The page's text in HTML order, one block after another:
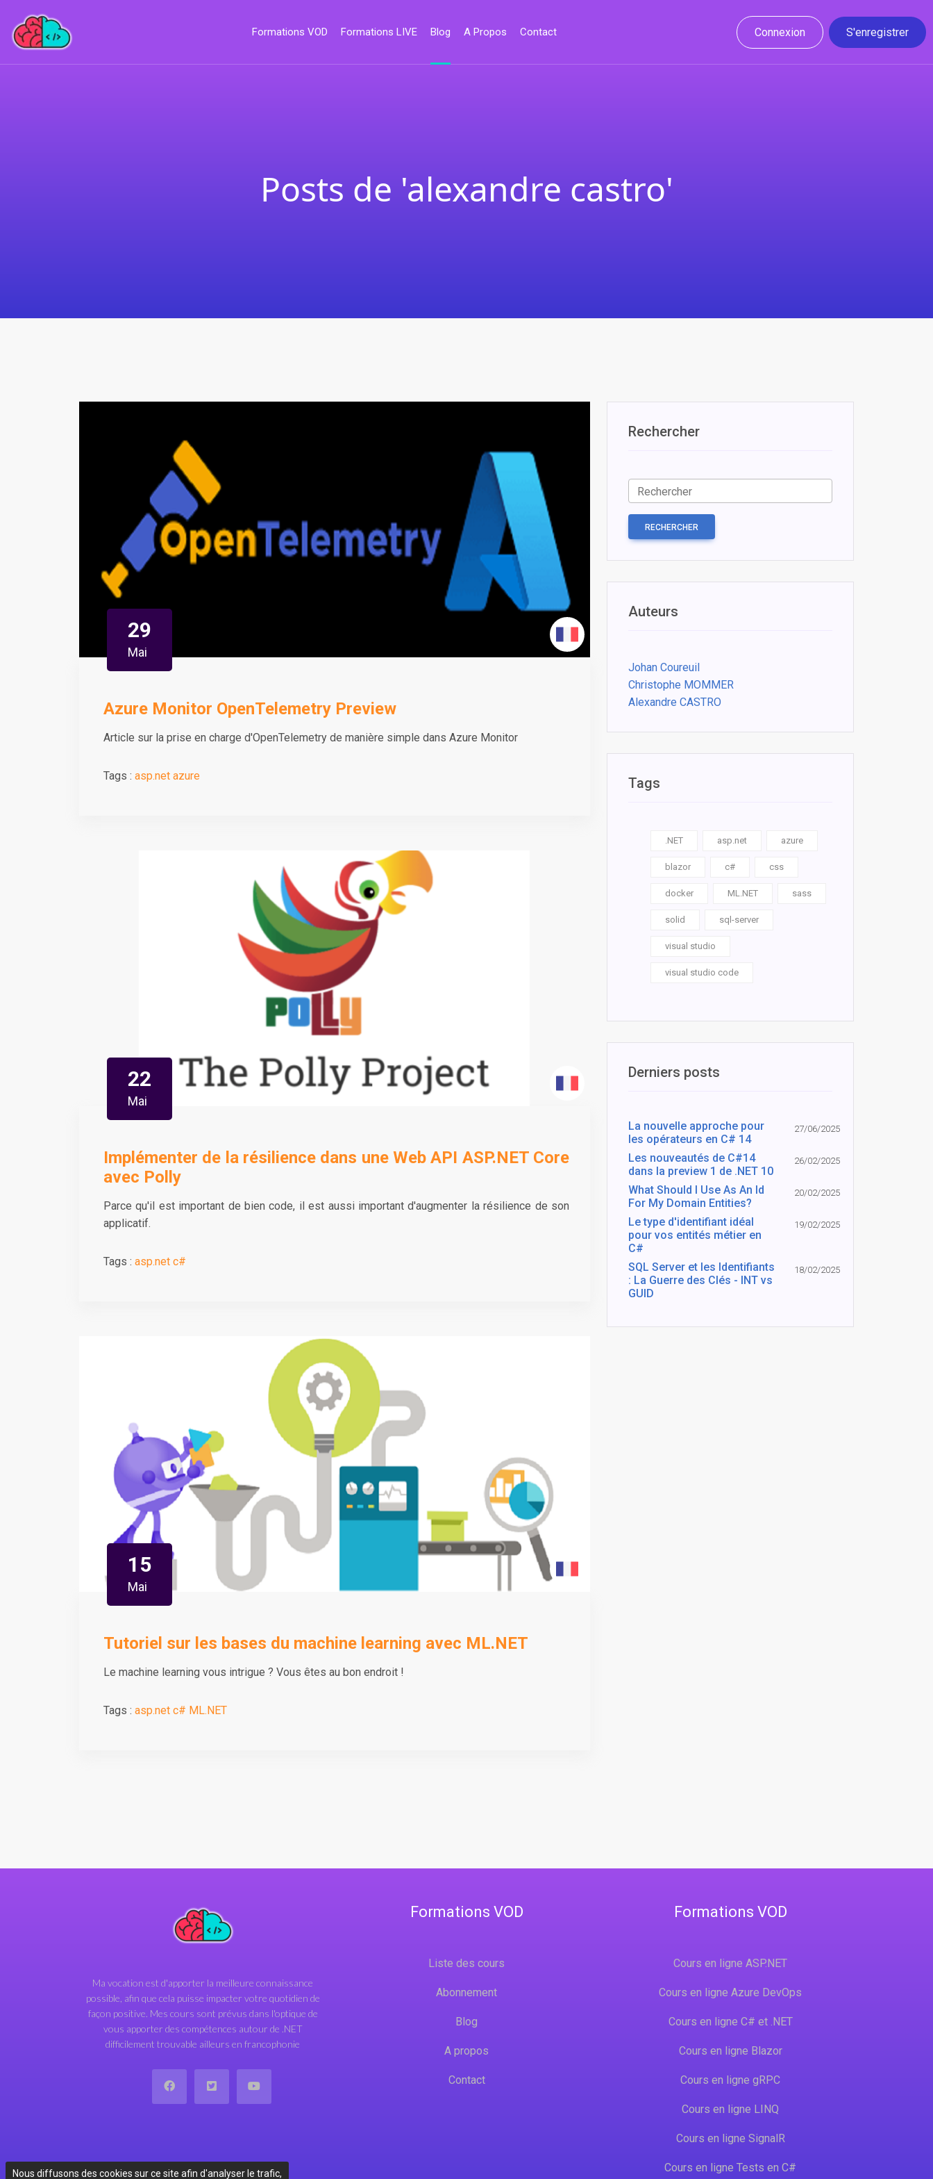
Nous diffusons des cookies sur ce site afin d'analyser le trafic,
Formations VOD Formations LIVE Blog A Propos Contact Connexion S'enregistrer
Posts de 'alexandre castro'
29
Mai
Azure Monitor OpenTelemetry Preview
Article sur la prise en charge d'OpenTelemetry de manière simple dans Azure Monitor
Tags : asp.net azure
22
Mai
Implémenter de la résilience dans une Web API ASP.NET Core
avec Polly
Parce qu'il est important de bien code, il est aussi important d'augmenter la résilience de son
applicatif.
Tags : asp.net c#
15
Mai
Tutoriel sur les bases du machine learning avec ML.NET
Le machine learning vous intrigue ? Vous êtes au bon endroit !
Tags : asp.net c# ML.NET
Rechercher
RECHERCHER
Auteurs
Johan Coureuil
Christophe MOMMER
Alexandre CASTRO
Tags
.NET asp.net azure
blazor c# css
docker ML.NET sass
solid sql-server
visual studio
visual studio code
Derniers posts
La nouvelle approche pour
les opérateurs en C# 14
27/06/2025
Les nouveautés de C#14
dans la preview 1 de .NET 10
26/02/2025
What Should I Use As An Id
For My Domain Entities?
20/02/2025
Le type d'identifiant idéal
pour vos entités métier en
C#
19/02/2025
SQL Server et les Identifiants
: La Guerre des Clés - INT vs
GUID
18/02/2025
Ma vocation est d'apporter la meilleure connaissance
possible, afin que cela puisse impacter votre quotidien de
façon positive. Mes cours sont prévus dans l'optique de
vous apporter des compétences autour de .NET
difficilement trouvable ailleurs en francophonie
Formations VOD
Liste des cours
Abonnement
Blog
A propos
Contact
Formations VOD
Cours en ligne ASP.NET
Cours en ligne Azure DevOps
Cours en ligne C# et .NET
Cours en ligne Blazor
Cours en ligne gRPC
Cours en ligne LINQ
Cours en ligne SignalR
Cours en ligne Tests en C#